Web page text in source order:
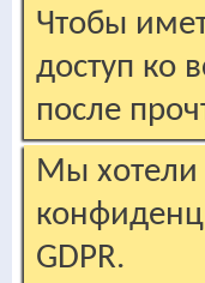
Чтобы
доступ ко
после
Мы хотели
GDPR.